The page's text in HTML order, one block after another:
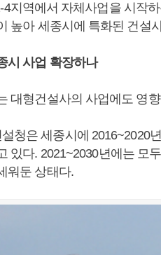
4지역에서 자체사업을 시작
높아 세종시에 특화된 건설
시 사업 확장하나
대형건설사의 사업에도 영
청은 세종시에 2016~2020
있다. 2021~2030년에는 모
워둔 상태다.